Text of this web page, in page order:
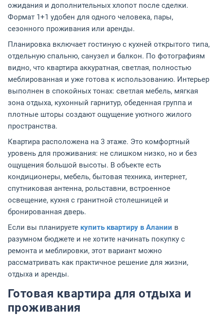
ожидания и дополнительных хлопот после сделки.
Формат 1+1 удобен для одного человека, пары,
сезонного проживания или аренды.
Планировка включает гостиную с кухней открытого типа,
отдельную спальню, санузел и балкон. По фотографиям
видно, что квартира аккуратная, светлая, полностью
меблированная и уже готова к использованию. Интерьер
выполнен в спокойных тонах: светлая мебель, мягкая
зона отдыха, кухонный гарнитур, обеденная группа и
плотные шторы создают ощущение уютного жилого
пространства.
Квартира расположена на 3 этаже. Это комфортный
уровень для проживания: не слишком низко, но и без
ощущения большой высоты. В объекте есть
кондиционеры, мебель, бытовая техника, интернет,
спутниковая антенна, рольставни, встроенное
освещение, кухня с гранитной столешницей и
бронированная дверь.
Если вы планируете купить квартиру в Алании в
разумном бюджете и не хотите начинать покупку с
ремонта и меблировки, этот вариант можно
рассматривать как практичное решение для жизни,
отдыха и аренды.
Готовая квартира для отдыха и
проживания